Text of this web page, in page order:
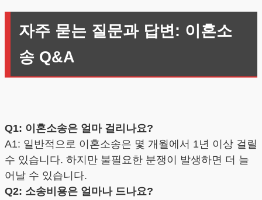
자주 묻는 질문과 답변: 이혼소
송 Q&A
Q1: 이혼소송은 얼마 걸리나요?
A1: 일반적으로 이혼소송은 몇 개월에서 1년 이상 걸릴
수 있습니다. 하지만 불필요한 분쟁이 발생하면 더 늘
어날 수 있습니다.
Q2: 소송비용은 얼마나 드나요?